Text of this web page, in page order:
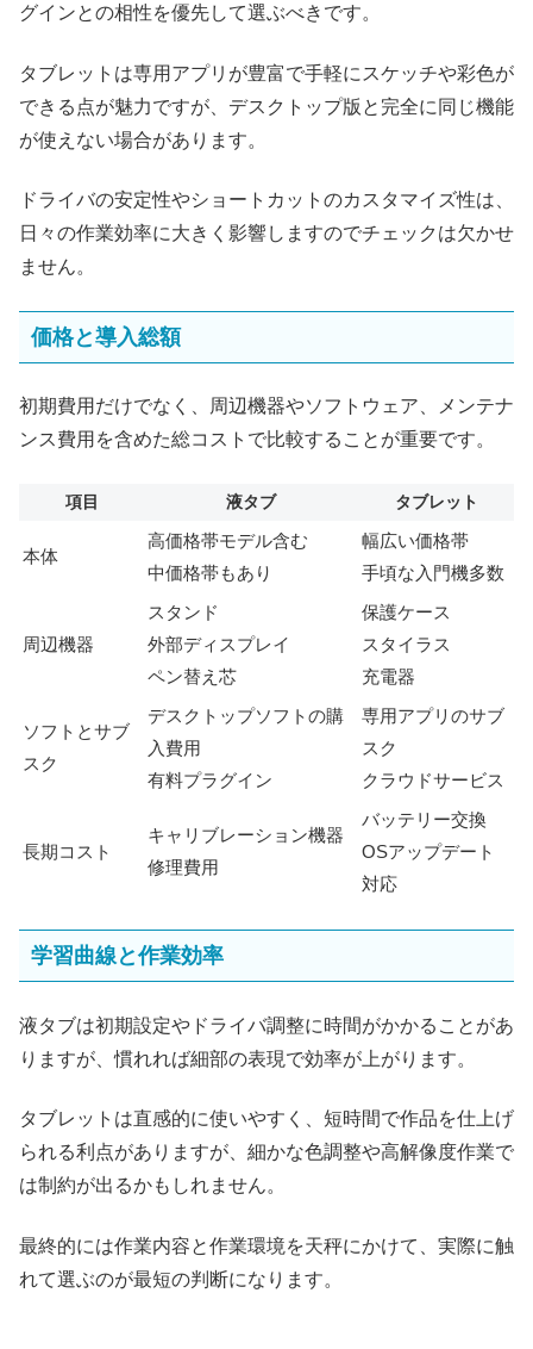
グインとの相性を優先して選ぶべきです。
タブレットは専用アプリが豊富で手軽にスケッチや彩色が
できる点が魅力ですが、デスクトップ版と完全に同じ機能
が使えない場合があります。
ドライバの安定性やショートカットのカスタマイズ性は、
日々の作業効率に大きく影響しますのでチェックは欠かせ
ません。
価格と導入総額
初期費用だけでなく、周辺機器やソフトウェア、メンテナ
ンス費用を含めた総コストで比較することが重要です。
項目 液タブ タブレット
本体
高価格帯モデル含む
中価格帯もあり
幅広い価格帯
手頃な入門機多数
周辺機器
スタンド
外部ディスプレイ
ペン替え芯
保護ケース
スタイラス
充電器
ソフトとサブ
スク
デスクトップソフトの購
入費用
有料プラグイン
専用アプリのサブ
スク
クラウドサービス
長期コスト
キャリブレーション機器
修理費用
バッテリー交換
OSアップデート
対応
学習曲線と作業効率
液タブは初期設定やドライバ調整に時間がかかることがあ
りますが、慣れれば細部の表現で効率が上がります。
タブレットは直感的に使いやすく、短時間で作品を仕上げ
られる利点がありますが、細かな色調整や高解像度作業で
は制約が出るかもしれません。
最終的には作業内容と作業環境を天秤にかけて、実際に触
れて選ぶのが最短の判断になります。